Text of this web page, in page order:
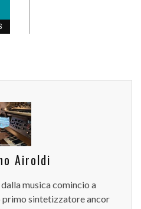
Airoldi
musica comincio a
primo sintetizzatore ancor